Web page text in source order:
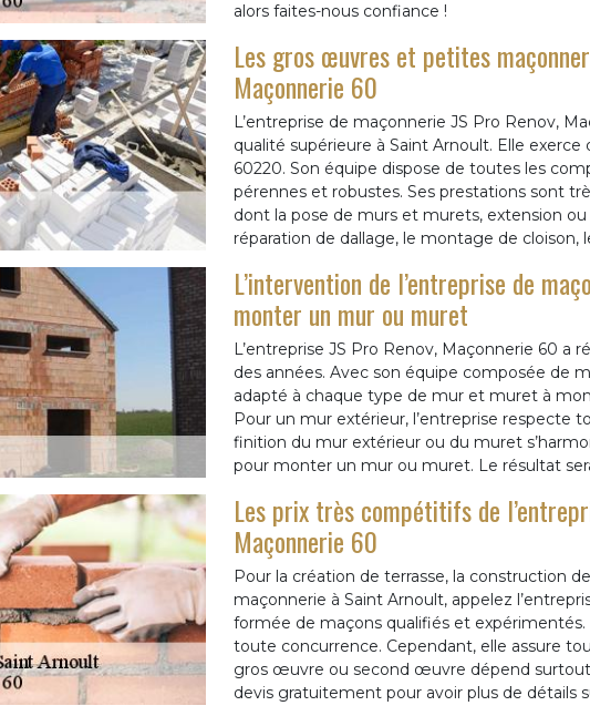
alors faites-nous confiance !
Les gros œuvres et petites
Maçonnerie 60
L’entreprise de maçonnerie JS Pro Renov,
qualité supérieure à Saint Arnoult. Elle
60220. Son équipe dispose de toutes les
pérennes et robustes. Ses prestations sont
dont la pose de murs et murets, extension
réparation de dallage, le montage de cloison,
L’intervention de l’entreprise de
monter un mur ou muret
L’entreprise JS Pro Renov, Maçonnerie 60
des années. Avec son équipe composée de
adapté à chaque type de mur et muret à
Pour un mur extérieur, l’entreprise respecte
finition du mur extérieur ou du muret
pour monter un mur ou muret. Le résultat
Les prix très compétitifs de
Maçonnerie 60
Pour la création de terrasse, la construction
maçonnerie à Saint Arnoult, appelez
formée de maçons qualifiés et
toute concurrence. Cependant, elle assure
gros œuvre ou second œuvre dépend surtout
devis gratuitement pour avoir plus de détails